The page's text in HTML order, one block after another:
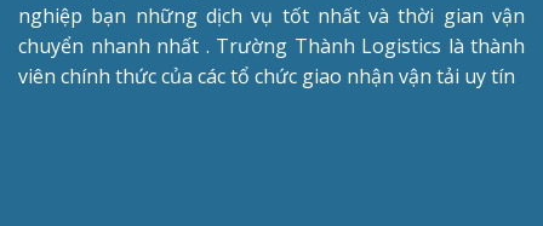
nghiệp bạn những dịch vụ tốt nhất và thời gian vận
chuyển nhanh nhất . Trường Thành Logistics là thành
viên chính thức của các tổ chức giao nhận vận tải uy tín